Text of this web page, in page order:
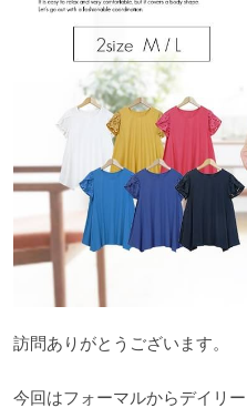
訪問ありがとうございます。
今回はフォーマルからデイリ